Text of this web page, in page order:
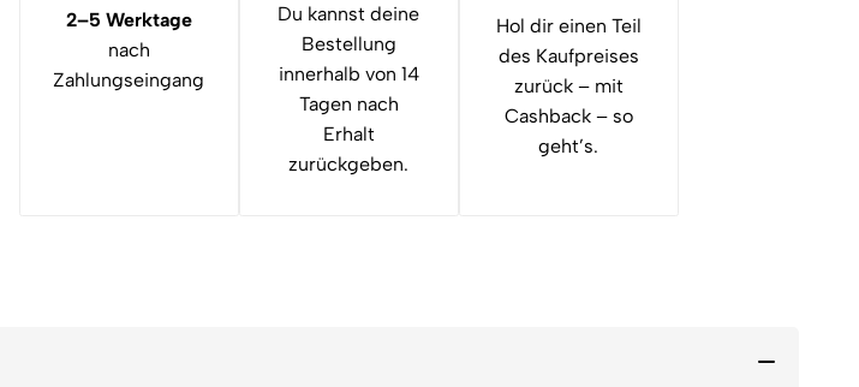
2–5 Werktage
nach
Zahlungseingang
Du kannst deine
Bestellung
innerhalb von 14
Tagen nach
Erhalt
zurückgeben.
Hol dir einen Teil
des Kaufpreises
zurück – mit
Cashback – so
geht’s.